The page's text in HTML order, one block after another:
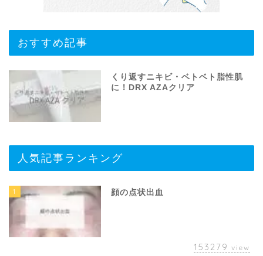
おすすめ記事
くり返すニキビ・ベトベト脂性肌
に！DRX AZAクリア
人気記事ランキング
1 顔の点状出血
153279 view